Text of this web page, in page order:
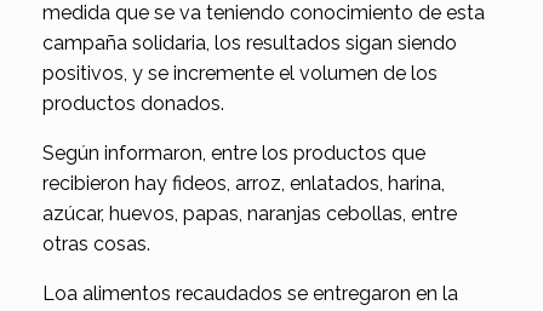
medida que se va teniendo conocimiento de esta
campaña solidaria, los resultados sigan siendo
positivos, y se incremente el volumen de los
productos donados.
Según informaron, entre los productos que
recibieron hay fideos, arroz, enlatados, harina,
azúcar, huevos, papas, naranjas cebollas, entre
otras cosas.
Loa alimentos recaudados se entregaron en la